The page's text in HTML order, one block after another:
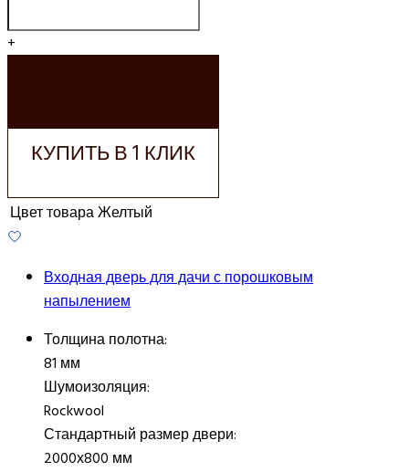
+
КУПИТЬ В 1 КЛИК
Цвет товараЖелтый
Входная дверь для дачи с порошковым
напылением
Толщина полотна:
81 мм
Шумоизоляция:
Rockwool
Стандартный размер двери:
2000х800 мм